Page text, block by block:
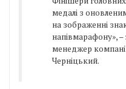
медалі з
на зображенні
напівмарафону»,
менеджер
Черніцький.